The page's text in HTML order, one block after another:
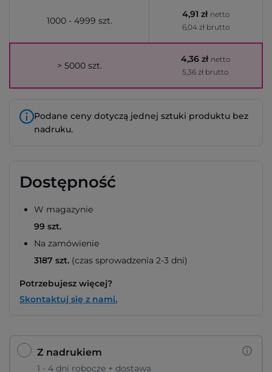
1000 - 4999 szt.
4,91 zł netto
6,04 zł brutto
> 5000 szt.
4,36 zł netto
5,36 zł brutto
Podane ceny dotyczą jednej sztuki produktu bez
nadruku.
Dostępność
W magazynie
99 szt.
Na zamówienie
3187 szt. (czas sprowadzenia 2-3 dni)
Potrzebujesz więcej?
Skontaktuj się z nami.
Z nadrukiem
1 - 4 dni robocze + dostawa